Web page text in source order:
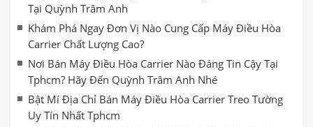
Tại Quỳnh Trâm Anh
Khám Phá Ngay Đơn Vị Nào Cung Cấp Máy Điều Hòa
Carrier Chất Lượng Cao?
Nơi Bán Máy Điều Hòa Carrier Nào Đáng Tin Cậy Tại
Tphcm? Hãy Đến Quỳnh Trâm Anh Nhé
Bật Mí Địa Chỉ Bán Máy Điều Hòa Carrier Treo Tường
Uy Tín Nhất Tphcm